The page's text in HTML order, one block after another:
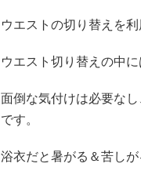
ウエストの切り替えを
ウエスト切り替えの中
面倒な気付けは必要な
です。
浴衣だと暑がる＆苦し